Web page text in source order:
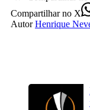
Compartilharno X
Autor Henrique